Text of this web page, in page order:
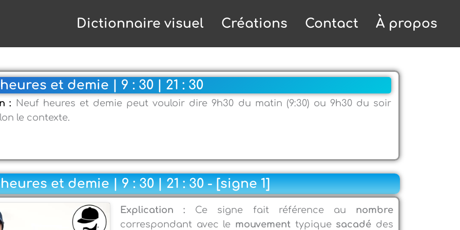
Dictionnaire visuel Créations Contact À propos
et demie | 9 : 30 | 21 : 30
:
Neuf heures et demie peut vouloir dire 9h30 du matin (9:30) ou 9h30 du soir
le contexte.
et demie | 9 : 30 | 21 : 30 - [signe 1]
Explication : Ce signe fait référence au nombre
correspondant avec le mouvement typiquesacadé des